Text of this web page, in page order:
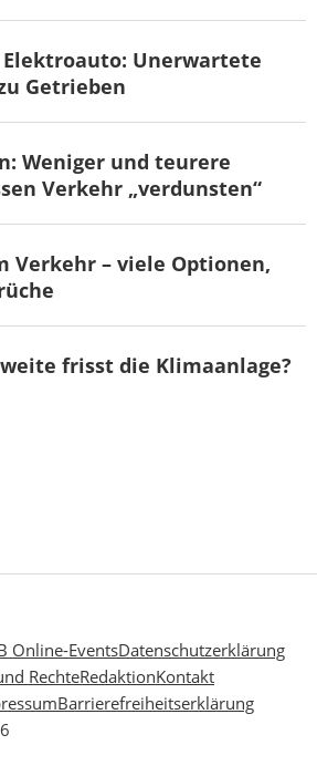
Elektroauto: Unerwartete
Getrieben
Weniger und teurere
Verkehr „verdunsten“
Verkehr – viele Optionen,
frisst die Klimaanlage?
Online-EventsDatenschutzerklärung
RechteRedaktionKontakt
Barrierefreiheitserklärung